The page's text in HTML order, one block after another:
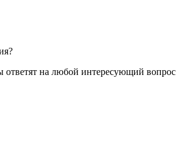
ответят на любой интересующий вопрос